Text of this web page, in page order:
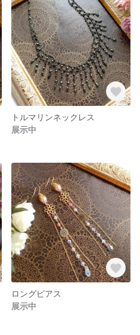
トルマリンネックレス
展示中
ロングピアス
展示中